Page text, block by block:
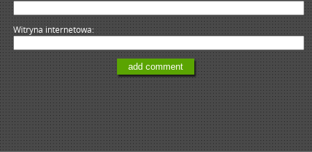
Witryna internetowa